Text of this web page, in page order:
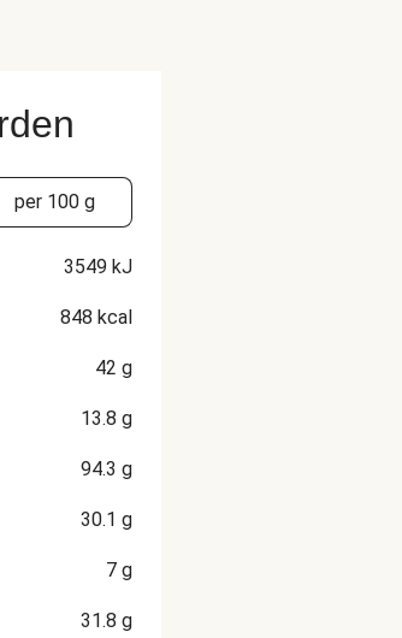
per 100 g
3549 kJ
848 kcal
42 g
13.8 g
94.3 g
30.1 g
7 g
31.8 g